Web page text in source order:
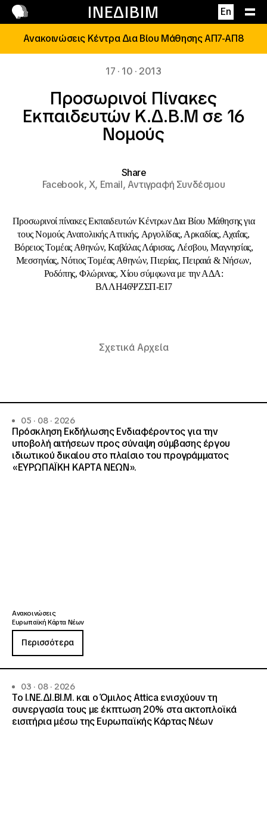
ΙΝΕΔΙΒΙΜ En
Επικοινωνία
Ανακοινώσεις Κέντρα Δια Βίου Μάθησης ΑΠ7-ΑΠ8
17 · 10 · 2013
Προσωρινοί Πίνακες
Εκπαιδευτών Κ.Δ.Β.Μ σε 16
Νομούς
Share
Facebook,X, Email,Αντιγραφή Συνδέσμου
Προσωρινοί πίνακες Εκπαιδευτών Κέντρων Δια Βίου Μάθησης για
τους Νομούς Ανατολικής Αττικής, Αργολίδας, Αρκαδίας, Αχαΐας,
Βόρειος Τομέας Αθηνών, Καβάλας Λάρισας, Λέσβου, Μαγνησίας,
Μεσσηνίας, Νότιος Τομέας Αθηνών, Πιερίας, Πειραιά & Νήσων,
Ροδόπης, Φλώρινας, Χίου σύμφωνα με την ΑΔΑ:
ΒΛΛΗ46ΨΖΣΠ-ΕΙ7
Σχετικά Αρχεία
05 · 08 · 2026
Πρόσκληση Εκδήλωσης Ενδιαφέροντος για την
υποβολή αιτήσεων προς σύναψη σύμβασης έργου
ιδιωτικού δικαίου στο πλαίσιο του προγράμματος
«ΕΥΡΩΠΑΪΚΗ ΚΑΡΤΑ ΝΕΩΝ».
Ανακοινώσεις
Ευρωπαϊκή Κάρτα Νέων
Περισσότερα
03 · 08 · 2026
Το Ι.ΝΕ.ΔΙ.ΒΙ.Μ. και o Όμιλος Attica ενισχύουν τη
συνεργασία τους με έκπτωση 20% στα ακτοπλοϊκά
εισιτήρια μέσω της Ευρωπαϊκής Κάρτας Νέων